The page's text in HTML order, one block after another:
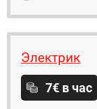
Электрик
7€ в час